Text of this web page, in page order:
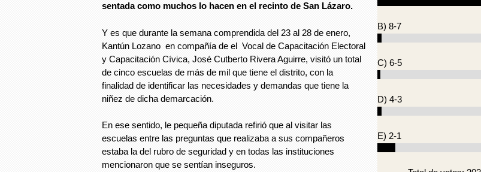
sentada como muchos lo hacen en el recinto de San Lázaro.
Y es que durante la semana comprendida del 23 al 28 de enero,
Kantún Lozano en compañía de el Vocal de Capacitación Electoral
y Capacitación Cívica, José Cutberto Rivera Aguirre, visitó un total
de cinco escuelas de más de mil que tiene el distrito, con la
finalidad de identificar las necesidades y demandas que tiene la
niñez de dicha demarcación.
En ese sentido, le pequeña diputada refirió que al visitar las
escuelas entre las preguntas que realizaba a sus compañeros
estaba la del rubro de seguridad y en todas las instituciones
mencionaron que se sentían inseguros.
B) 8-7
C) 6-5
D) 4-3
E) 2-1